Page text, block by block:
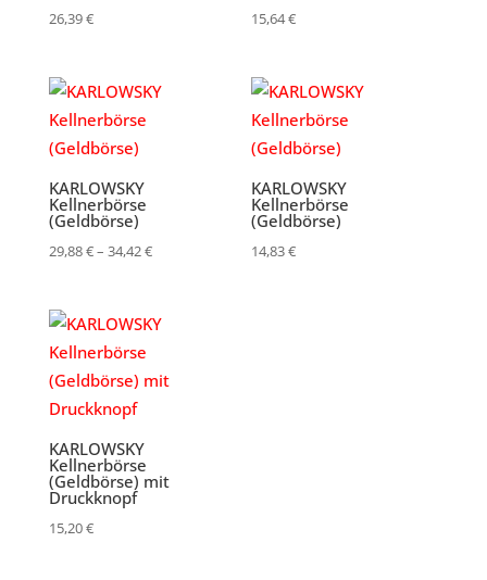
26,39€ 15,64€
KARLOWSKY
Kellnerbörse
(Geldbörse)
29,88€– 34,42€Preisspanne:
34,42 €
KARLOWSKY
Kellnerbörse
(Geldbörse)
14,83€
KARLOWSKY
Kellnerbörse
(Geldbörse) mit
Druckknopf
15,20€